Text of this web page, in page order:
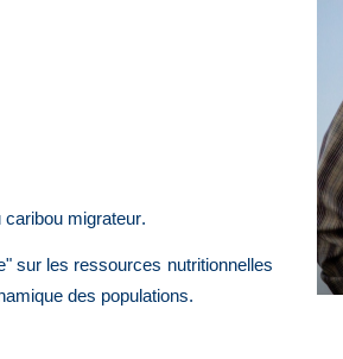
caribou migrateur.
sur les ressources nutritionnelles
des populations.